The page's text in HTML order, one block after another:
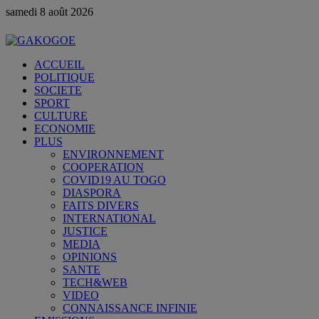
samedi 8 août 2026
ACCUEIL
POLITIQUE
SOCIETE
SPORT
CULTURE
ECONOMIE
PLUS
ENVIRONNEMENT
COOPERATION
COVID19 AU TOGO
DIASPORA
FAITS DIVERS
INTERNATIONAL
JUSTICE
MEDIA
OPINIONS
SANTE
TECH&WEB
VIDEO
CONNAISSANCE INFINIE